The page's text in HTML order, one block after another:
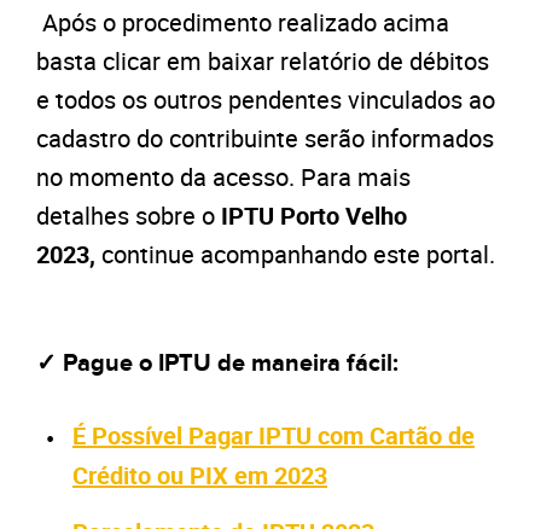
Após o procedimento realizado acima
basta clicar em baixar relatório de débitos
e todos os outros pendentes vinculados ao
cadastro do contribuinte serão informados
no momento da acesso. Para mais
detalhes sobre o IPTU Porto Velho
2023, continue acompanhando este portal.
✓ Pague o IPTU de maneira fácil:
É Possível Pagar IPTU com Cartão de
Crédito ou PIX em 2023